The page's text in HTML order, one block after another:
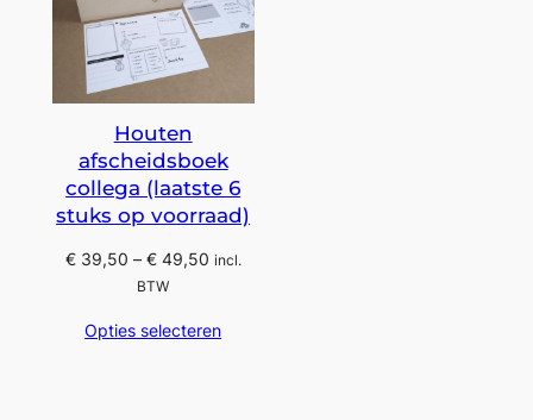
Houten
afscheidsboek
collega (laatste 6
stuks op voorraad)
€39,50 – €49,50Prijsklasse:
€ 49,50
incl.
BTW
Opties selecteren